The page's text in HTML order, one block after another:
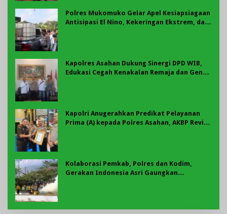
Polres Mukomuko Gelar Apel Kesiapsiagaan
Antisipasi El Nino, Kekeringan Ekstrem, dan
Kapolres Asahan Dukung Sinergi DPD WIB,
Edukasi Cegah Kenakalan Remaja dan Geng
Kapolri Anugerahkan Predikat Pelayanan
Prima (A) kepada Polres Asahan, AKBP Revi
Kolaborasi Pemkab, Polres dan Kodim,
Gerakan Indonesia Asri Gaungkan